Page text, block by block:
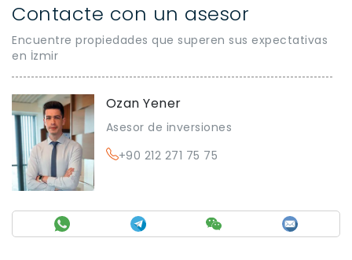
Contacte con un asesor
Encuentre propiedades que superen sus expectativas
en İzmir
Ozan Yener
Asesor de inversiones
+90 212 271 75 75